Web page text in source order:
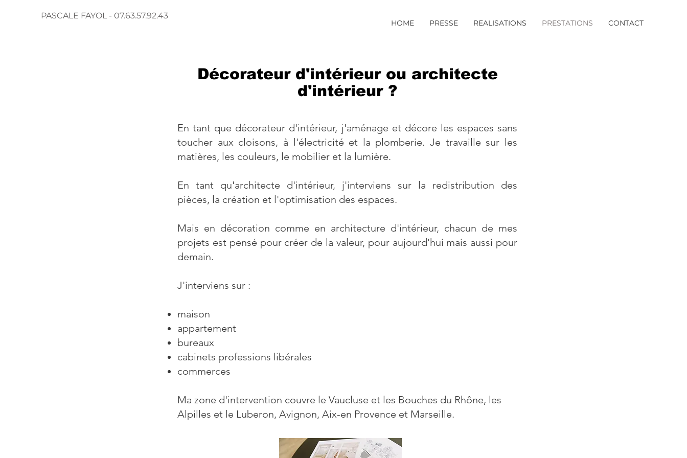
PASCALE FAYOL - 07.63.57.92.43
HOME PRESSE REALISATIONS PRESTATIONS CONTACT
En tant que décorateur d'intérieur, j'aménage et décore les espaces sans
toucher aux cloisons, à l'électricité et la plomberie. Je travaille sur les
matières, les couleurs, le mobilier et la lumière.
En tant qu'architecte d'intérieur, j'interviens sur la redistribution des
pièces, la création et l'optimisation des espaces.
Mais en décoration comme en architecture d'intérieur, chacun de mes
projets est pensé pour créer de la valeur, pour aujourd'hui mais aussi pour
demain.
J'interviens sur :
maison
appartement
bureaux
cabinets professions libérales
commerces
Ma zone d'intervention couvre le Vaucluse et les Bouches du Rhône, les
Alpilles et le Luberon, Avignon, Aix-en Provence et Marseille.
Décorateur d'intérieur ou architecte
d'intérieur ?